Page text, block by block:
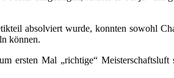
absolviert wurde, konnten sowohl
können.
ersten Mal „richtige“